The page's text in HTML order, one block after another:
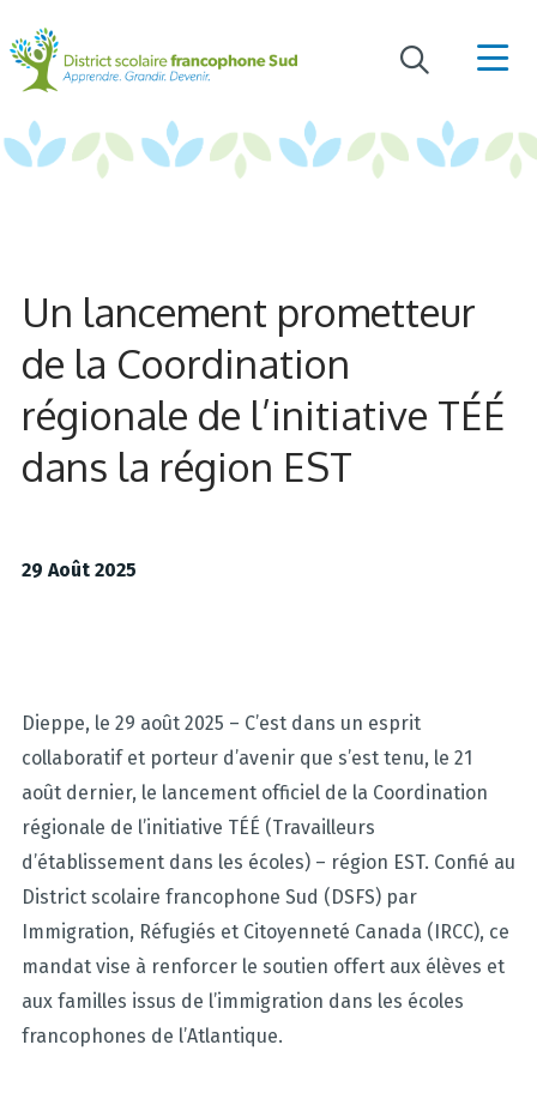
Un lancement prometteur
de la Coordination
régionale de l’initiative TÉÉ
dans la région EST
29 Août 2025
Dieppe, le 29 août2025 – C’est dans un esprit
collaboratif et porteur d’avenir que s’est tenu, le 21
août dernier, le lancement officiel de la Coordination
régionale de l’initiative TÉÉ (Travailleurs
d’établissement dans les écoles) – région EST. Confié au
District scolaire francophone Sud (DSFS) par
Immigration, Réfugiés et Citoyenneté Canada (IRCC), ce
mandat vise à renforcer le soutien offert aux élèves et
aux familles issus de l’immigration dans les écoles
francophones de l’Atlantique.